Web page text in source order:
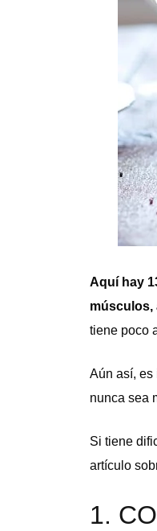
Aquí hay
músculos,
tiene poco
Aún así, es
nunca sea
Si tiene
artículo
1.